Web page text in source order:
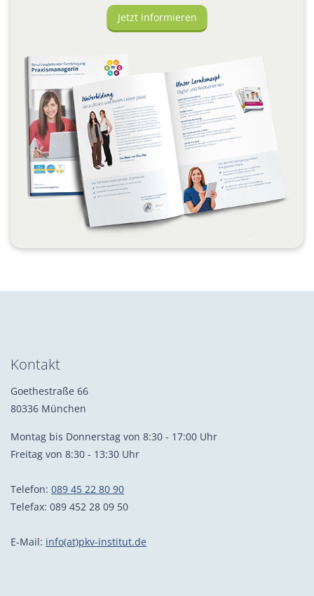
Jetzt informieren
Kontakt
Goethestraße 66
80336 München
Montag bis Donnerstag von 8:30 - 17:00 Uhr
Freitag von 8:30 - 13:30 Uhr
Telefon: 089 45 22 80 90
Telefax: 089 452 28 09 50
E-Mail: info(at)pkv-institut.de